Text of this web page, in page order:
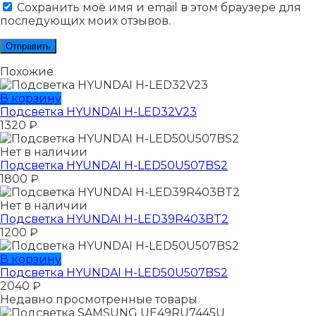
Сохранить моё имя и email в этом браузере для
последующих моих отзывов.
Похожие
В корзину
Подсветка HYUNDAI H-LED32V23
1320 ₽
Нет в наличии
Подсветка HYUNDAI H-LED50U507BS2
1800 ₽
Нет в наличии
Подсветка HYUNDAI H-LED39R403BT2
1200 ₽
В корзину
Подсветка HYUNDAI H-LED50U507BS2
2040 ₽
Недавно просмотренные товары